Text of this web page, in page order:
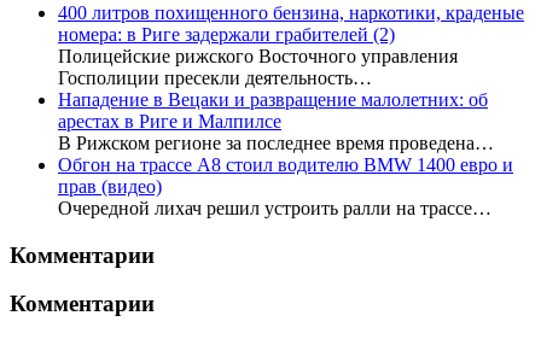
400 литров похищенного бензина, наркотики, краденые
номера: в Риге задержали грабителей (2)
Полицейские рижского Восточного управления
Госполиции пресекли деятельность…
Нападение в Вецаки и развращение малолетних: об
арестах в Риге и Малпилсе
В Рижском регионе за последнее время проведена…
Обгон на трассе А8 стоил водителю BMW 1400 евро и
прав (видео)
Очередной лихач решил устроить ралли на трассе…
Комментарии
Комментарии